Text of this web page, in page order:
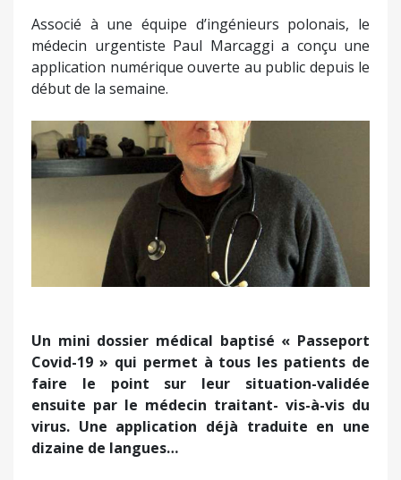
Associé à une équipe d’ingénieurs polonais, le
médecin urgentiste Paul Marcaggi a conçu une
application numérique ouverte au public depuis le
début de la semaine.
Un mini dossier médical baptisé « Passeport
Covid-19 » qui permet à tous les patients de
faire le point sur leur situation-validée
ensuite par le médecin traitant- vis-à-vis du
virus. Une application déjà traduite en une
dizaine de langues…